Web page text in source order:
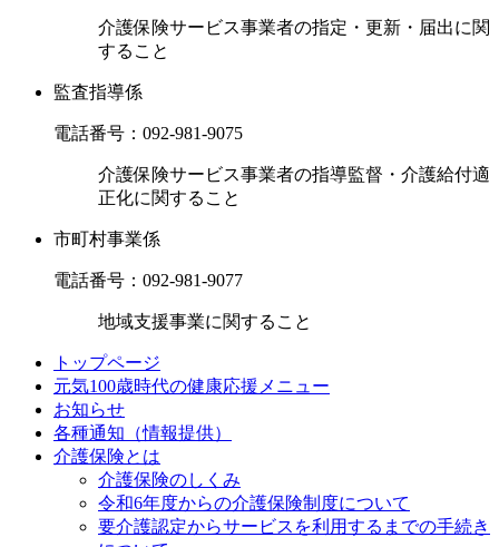
介護保険サービス事業者の指定・更新・届出に関
すること
監査指導係
電話番号： 092-981-9075
介護保険サービス事業者の指導監督・介護給付適
正化に関すること
市町村事業係
電話番号： 092-981-9077
地域支援事業に関すること
トップページ
元気100歳時代の健康応援メニュー
お知らせ
各種通知（情報提供）
介護保険とは
介護保険のしくみ
令和6年度からの介護保険制度について
要介護認定からサービスを利用するまでの⼿続き